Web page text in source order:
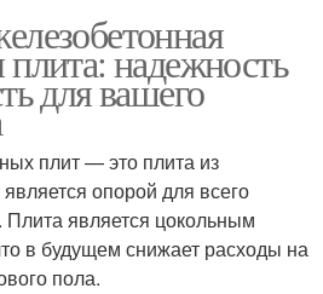
надежность
для вашего
плит — это плита из
опорой для всего
Плита является цокольным
в будущем снижает расходы на
пола.